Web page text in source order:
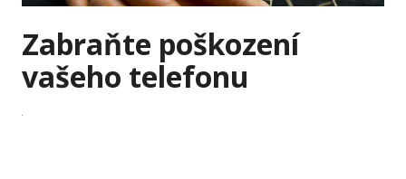
Zabraňte poškození
vašeho telefonu